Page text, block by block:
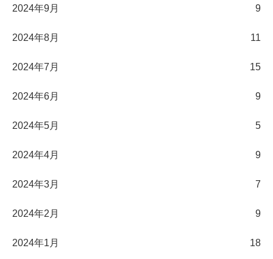
2024年9月 9
2024年8月 11
2024年7月 15
2024年6月 9
2024年5月 5
2024年4月 9
2024年3月 7
2024年2月 9
2024年1月 18